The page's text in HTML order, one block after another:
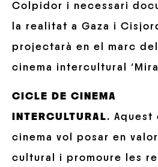
Colpidor i necessari
la realitat a Gaza i
projectarà en el marc
cinema intercultural
CICLE DE CINEMA
INTERCULTURAL. Aquest
cinema vol posar en
cultural i promoure les